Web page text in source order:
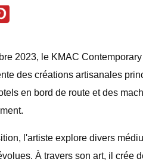
2023, le KMAC
des créations artisanales
en bord de route et des
l'artiste explore divers
À travers son art, il crée